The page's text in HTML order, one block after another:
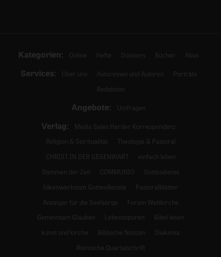
Kategorien: Online Hefte Dossiers Bücher Abos
Services: Über uns Autorinnen und Autoren
Porträts
Redaktion
Angebote: Umfragen
Verlag:
Media Sales Herder Korrespondenz
Religion & Spiritualität
Theologie & Pastoral
CHRIST IN DER GEGENWART
einfach leben
Stimmen der Zeit
COMMUNIO
Gottesdienst
Ideenwerkstatt Gottesdienste
Pastoralblätter
Anzeiger für die Seelsorge
Forum Weltkirche
Gemeinsam Glauben
Lebensspuren
Bibel lesen
kunst und kirche
Biblische Notizen
Diakonia
Römische Quartalschrift